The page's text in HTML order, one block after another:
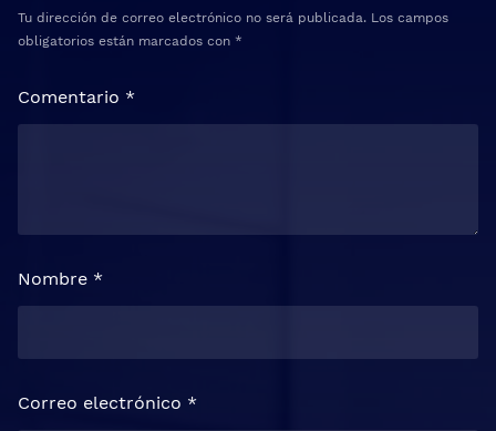
Tu dirección de correo electrónico no será publicada. Los campos
obligatorios están marcados con *
Comentario *
Nombre *
Correo electrónico *